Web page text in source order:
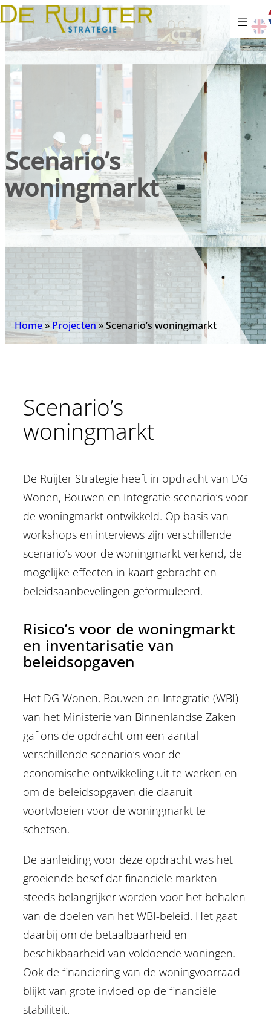
Scenario’s
woningmarkt
Home» Projecten »Scenario’s woningmarkt
Scenario’s
woningmarkt
De Ruijter Strategie heeft in opdracht van DG
Wonen, Bouwen en Integratie scenario’s voor
de woningmarkt ontwikkeld. Op basis van
workshops en interviews zijn verschillende
scenario’s voor de woningmarkt verkend, de
mogelijke effecten in kaart gebracht en
beleidsaanbevelingen geformuleerd.
Risico’s voor de woningmarkt
en inventarisatie van
beleidsopgaven
Het DG Wonen, Bouwen en Integratie (WBI)
van het Ministerie van Binnenlandse Zaken
gaf ons de opdracht om een aantal
verschillende scenario’s voor de
economische ontwikkeling uit te werken en
om de beleidsopgaven die daaruit
voortvloeien voor de woningmarkt te
schetsen.
De aanleiding voor deze opdracht was het
groeiende besef dat financiële markten
steeds belangrijker worden voor het behalen
van de doelen van het WBI-beleid. Het gaat
daarbij om de betaalbaarheid en
beschikbaarheid van voldoende woningen.
Ook de financiering van de woningvoorraad
blijkt van grote invloed op de financiële
stabiliteit.